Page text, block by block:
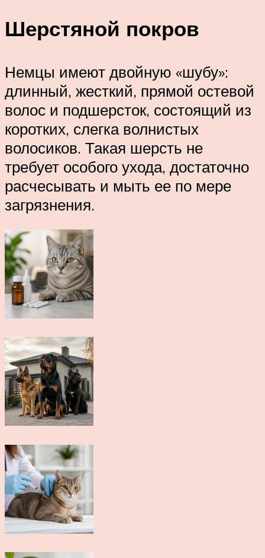
Шерстяной покров
Немцы имеют двойную «шубу»:
длинный, жесткий, прямой остевой
волос и подшерсток, состоящий из
коротких, слегка волнистых
волосиков. Такая шерсть не
требует особого ухода, достаточно
расчесывать и мыть ее по мере
загрязнения.